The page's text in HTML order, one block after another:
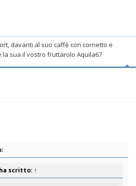
davanti al suo caffè con cornetto e
la sua il vostro fruttarolo Aquila67
ha scritto: ↑